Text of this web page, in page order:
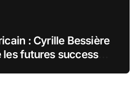
: Cyrille Bessière
futures success